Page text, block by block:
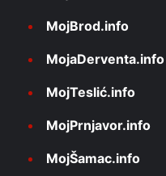
MojBrod.info
MojaDerventa.info
MojTeslić.info
MojPrnjavor.info
MojŠamac.info